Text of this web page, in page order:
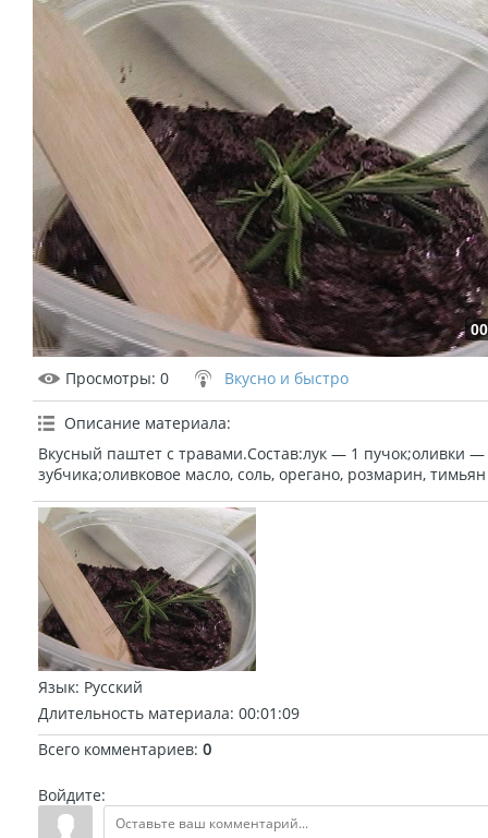
Просмотры: 0 Вкусно и быстро
Описание материала:
Вкусный паштет с травами.Состав:лук — 1 пучок;оливки
зубчика;оливковое масло, соль, орегано, розмарин,
Язык: Русский
Длительность материала: 00:01:09
Всего комментариев: 0
Войдите: